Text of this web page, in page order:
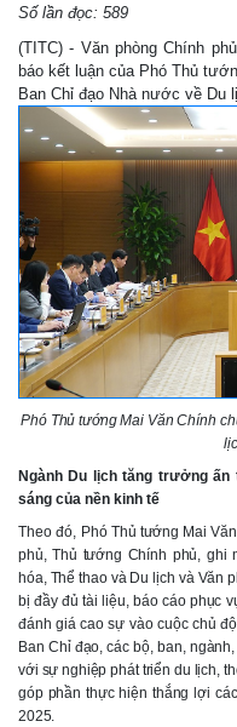
Số lần đọc: 589
(TITC) - Văn phòng Chính
báo kết luận của Phó Thủ
Ban Chỉ đạo Nhà nước về Du
Phó Thủ tướng Mai Văn Chính
Ngành Du lịchtăng trưởng ấn
sáng của nền kinh tế
Theo đó, Phó Thủ tướng Mai
phủ, Thủ tướng Chính phủ, ghi
hóa, Thể thao và Du lịch và Văn
bị đầy đủ tài liệu, báo cáo phục
đánh giá cao sự vào cuộc chủ
Ban Chỉ đạo, các bộ, ban,
với sự nghiệp phát triển du lịch,
góp phần thực hiện thắng lợi
2025.